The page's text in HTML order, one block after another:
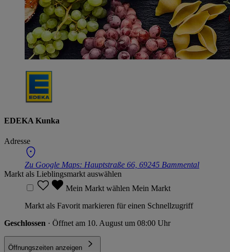
EDEKA Kunka
Adresse
Zu Google Maps: Hauptstraße 66, 69245 Bammental
Markt als Lieblingsmarkt auswählen
Mein Markt wählen Mein Markt
Markt als Favorit markieren für einen Schnellzugriff
Geschlossen · Öffnet am 10. August um 08:00 Uhr
Öffnungszeiten anzeigen